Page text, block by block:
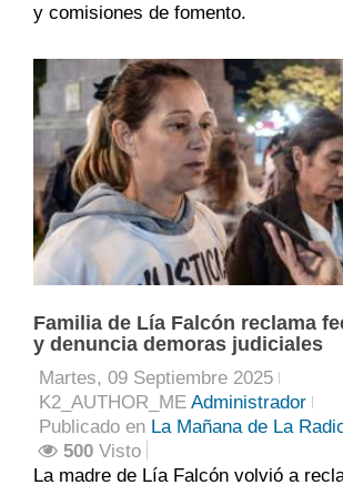
y comisiones de fomento.
Familia de Lía Falcón reclama
y denuncia demoras judiciales
Martes, 09 Septiembre 2025
K2_AUTHOR_ME Administrador
Publicado en La Mañana de La
500 Visto
La madre de Lía Falcón volvió a